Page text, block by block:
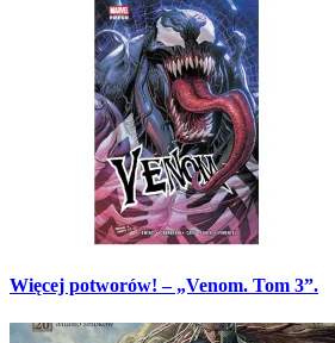
Więcej potworów! – „Venom. Tom 3”.